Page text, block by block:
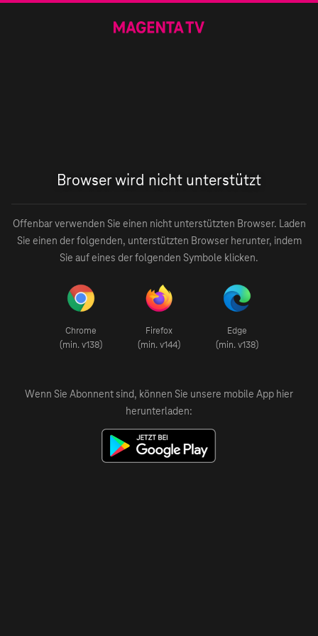
Browser wird nicht unterstützt
Offenbar verwenden Sie einen nicht unterstützten Browser. Laden
Sie einen der folgenden, unterstützten Browser herunter, indem
Sie auf eines der folgenden Symbole klicken.
Chrome
(min. v138)
Firefox
(min. v144)
Edge
(min. v138)
Wenn Sie Abonnent sind, können Sie unsere mobile App hier
herunterladen: